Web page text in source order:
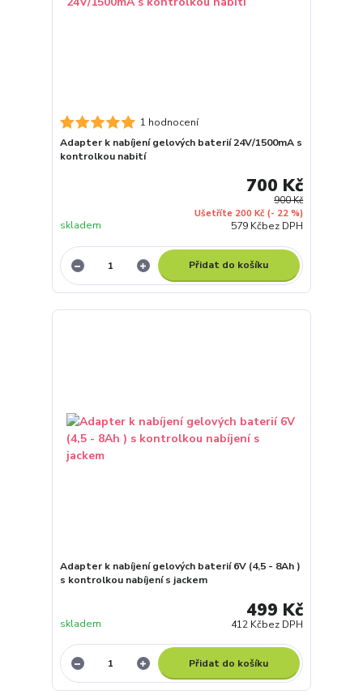
1 hodnocení
Adapter k nabíjení gelových baterií 24V/1500mA s
kontrolkou nabití
900 Kč
Ušetříte 200 Kč (- 22 %)
700 Kč
579 Kčbez DPH
skladem
Přidat do košíku
Adapter k nabíjení gelových baterií 6V (4,5 - 8Ah )
s kontrolkou nabíjení s jackem
499 Kč
412 Kčbez DPH
skladem
Přidat do košíku